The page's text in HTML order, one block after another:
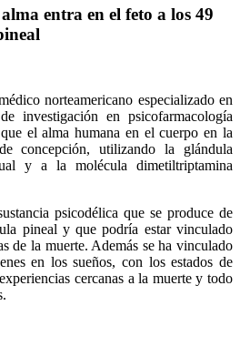
entra en el feto a los 49
norteamericano especializado en
investigación en psicofarmacología
el alma humana en el cuerpo en la
concepción, utilizando la glándula
y a la molécula dimetiltriptamina
psicodélica que se produce de
pineal y que podría estar vinculado
de la muerte. Además se ha vinculado
en los sueños, con los estados de
cercanas a la muerte y todo